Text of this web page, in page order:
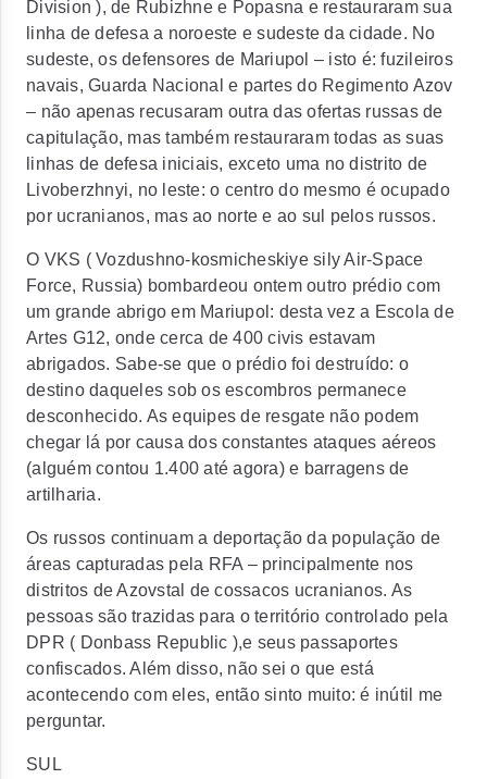
Division ), de Rubizhne e Popasna e restauraram sua
linha de defesa a noroeste e sudeste da cidade. No
sudeste, os defensores de Mariupol – isto é: fuzileiros
navais, Guarda Nacional e partes do Regimento Azov
– não apenas recusaram outra das ofertas russas de
capitulação, mas também restauraram todas as suas
linhas de defesa iniciais, exceto uma no distrito de
Livoberzhnyi, no leste: o centro do mesmo é ocupado
por ucranianos, mas ao norte e ao sul pelos russos.
O VKS ( Vozdushno-kosmicheskiye sily Air-Space
Force, Russia) bombardeou ontem outro prédio com
um grande abrigo em Mariupol: desta vez a Escola de
Artes G12, onde cerca de 400 civis estavam
abrigados. Sabe-se que o prédio foi destruído: o
destino daqueles sob os escombros permanece
desconhecido. As equipes de resgate não podem
chegar lá por causa dos constantes ataques aéreos
(alguém contou 1.400 até agora) e barragens de
artilharia.
Os russos continuam a deportação da população de
áreas capturadas pela RFA – principalmente nos
distritos de Azovstal de cossacos ucranianos. As
pessoas são trazidas para o território controlado pela
DPR ( Donbass Republic ),e seus passaportes
confiscados. Além disso, não sei o que está
acontecendo com eles, então sinto muito: é inútil me
perguntar.
SUL